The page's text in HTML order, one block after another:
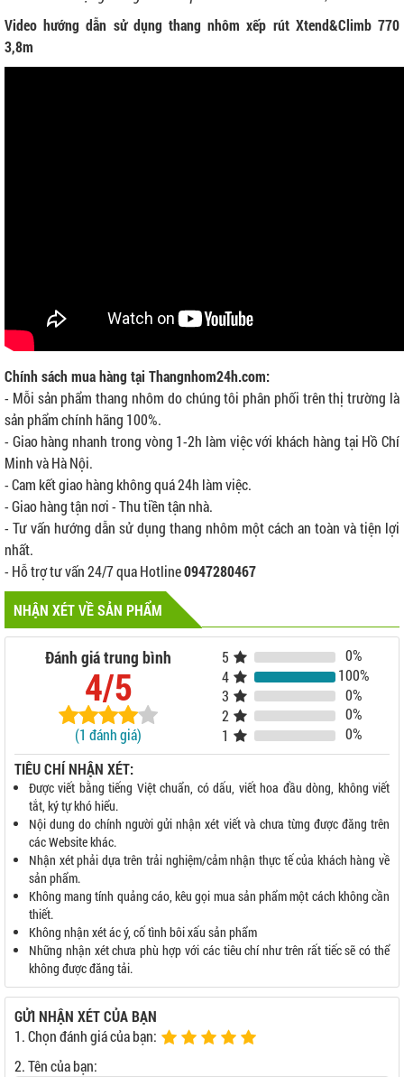
Video hướng dẫn sử dụng thang nhôm xếp rút Xtend&Climb 770
3,8m
Chính sách mua hàng tại Thangnhom24h.com:
- Mỗi sản phẩm thang nhôm do chúng tôi phân phối trên thị trường là
sản phẩm chính hãng 100%.
- Giao hàng nhanh trong vòng 1-2h làm việc với khách hàng tại Hồ Chí
Minh và Hà Nội.
- Cam kết giao hàng không quá 24h làm việc.
- Giao hàng tận nơi - Thu tiền tận nhà.
- Tư vấn hướng dẫn sử dụng thang nhôm một cách an toàn và tiện lợi
nhất.
- Hỗ trợ tư vấn 24/7 qua Hotline0947280467
NHẬN XÉT VỀ SẢN PHẨM
Đánh giá trung bình
4/5
(1 đánh giá)
5
0%
4
100%
3
0%
2
0%
1
0%
TIÊU CHÍ NHẬN XÉT:
Được viết bằng tiếng Việt chuẩn, có dấu, viết hoa đầu dòng, không viết
tắt, ký tự khó hiểu.
Nội dung do chính người gửi nhận xét viết và chưa từng được đăng trên
các Website khác.
Nhận xét phải dựa trên trải nghiệm/cảm nhận thực tế của khách hàng về
sản phẩm.
Không mang tính quảng cáo, kêu gọi mua sản phẩm một cách không cần
thiết.
Không nhận xét ác ý, cố tình bôi xấu sản phẩm
Những nhận xét chưa phù hợp với các tiêu chí như trên rất tiếc sẽ có thể
không được đăng tải.
GỬI NHẬN XÉT CỦA BẠN
1. Chọn đánh giá của bạn:
2. Tên của bạn: